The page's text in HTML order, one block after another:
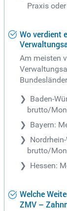
Praxis
Wo verdient
Am meisten
Baden-
brutto/
Bayern:
brutto/
Hessen:
Welche
ZMV –